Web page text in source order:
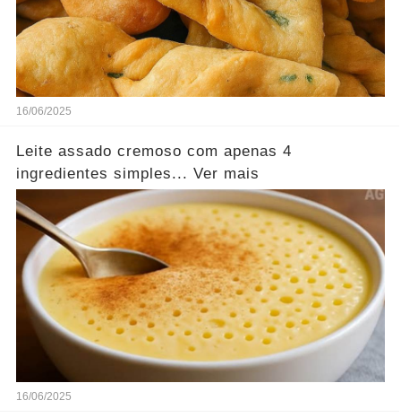
16/06/2025
Leite assado cremoso com apenas 4
ingredientes simples... Ver mais
16/06/2025